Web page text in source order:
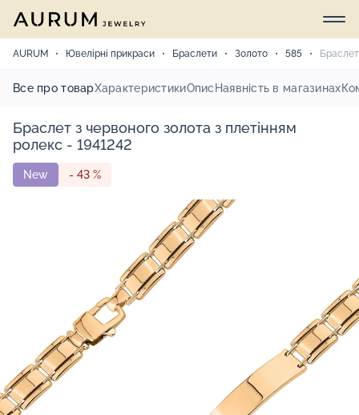
AURUM Ювелірні прикраси Браслети Золото 585
Все про товарХарактеристикиОпис Наявність в магазинах
Браслет з червоного золота з плетінням
ролекс - 1941242
New - 43 %